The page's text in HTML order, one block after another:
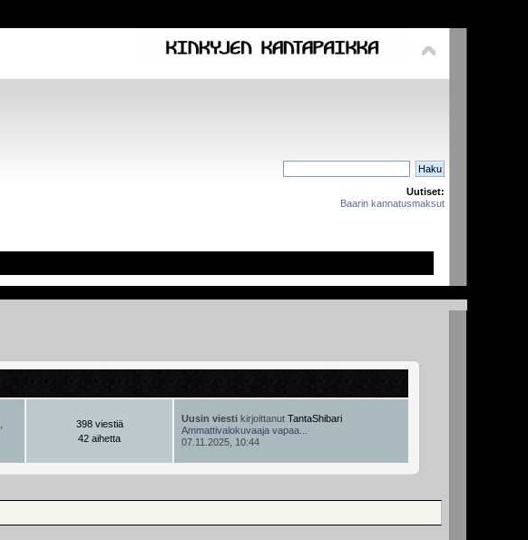
Uutiset:
Baarin kannatusmaksut
398 viestiä
42 aihetta
Uusin viestikirjoittanut TantaShibari
Ammattivalokuvaaja vapaa...
07.11.2025, 10:44